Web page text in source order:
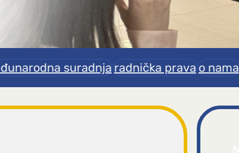
suradnja radnička prava o nama